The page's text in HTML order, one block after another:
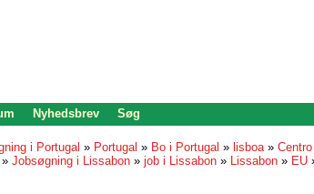
Nyhedsbrev Søg
i Portugal » Portugal » Bo i Portugal » lisboa»
» Jobsøgning i Lissabon » job i Lissabon » Lissabon » EU